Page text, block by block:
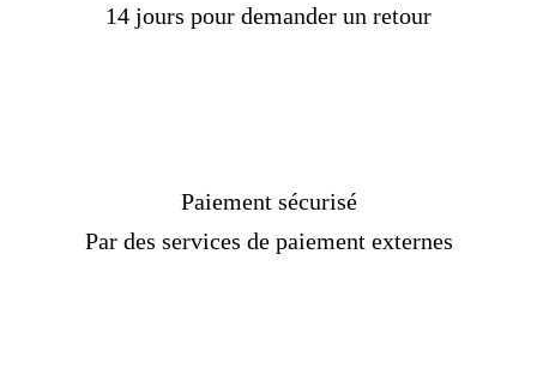
14 jours pour demander un retour
Paiement sécurisé
Par des services de paiement externes